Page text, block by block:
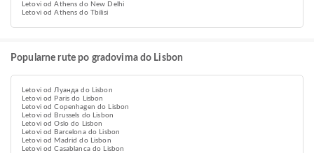
Letovi od Athens do New Delhi
Letovi od Athens do Tbilisi
Popularne rute po gradovima do Lisbon
Letovi od Луанда do Lisbon
Letovi od Paris do Lisbon
Letovi od Copenhagen do Lisbon
Letovi od Brussels do Lisbon
Letovi od Oslo do Lisbon
Letovi od Barcelona do Lisbon
Letovi od Madrid do Lisbon
Letovi od Casablanca do Lisbon